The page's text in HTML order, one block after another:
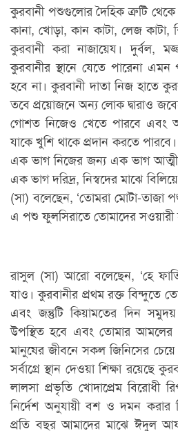
কুরবানী পশুগুলোর দৈহিক ত্রুটি থেকে
কানা, খোড়া, কান কাটা, লেজ কাটা,
কুরবানী করা নাজায়েয। দুর্বল,
কুরবানীর স্থানে যেতে পারেনা এমন
হবে না। কুরবানী দাতা নিজ হাতে
তবে প্রয়োজনে অন্য লোক দ্বারাও
গোশত নিজেও খেতে পারবে এবং
যাকে খুশি থাকে প্রদান করতে
এক ভাগ নিজের জন্য এক ভাগ
এক ভাগ দরিদ্র, নিস্বদের মাঝে
(সা) বলেছেন, ‘তোমরা মোটা-তাজা
এ পশু ফুলসিরাতে তোমাদের সওয়ারী
রাসুল (সা) আরো বলেছেন, ‘হে
যাও। কুরবানীর প্রথম রক্ত বিন্দুতে
এবং জন্তুটি কিয়ামতের দিন
উপস্থিত হবে এবং তোমার আমলের
মানুষের জীবনে সকল জিনিসের
সর্বাগ্রে স্থান দেওয়া শিক্ষা রয়েছে
লালসা প্রভৃতি খোদাপ্রেম বিরোধী
নির্দেশ অনুযায়ী বশ ও দমন করার
প্রতি বছর আমাদের মাঝে ঈদুল